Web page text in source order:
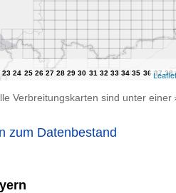
Leaflet
Verbreitungskarten sind unter einer
zum Datenbestand